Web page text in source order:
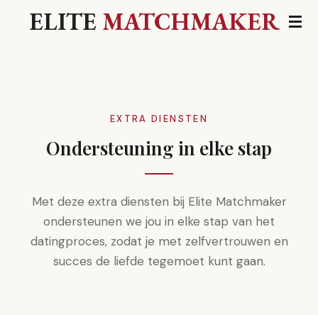
ELITE MATCHMAKER
EXTRA DIENSTEN
Ondersteuning in elke stap
Met deze extra diensten bij Elite Matchmaker
ondersteunen we jou in elke stap van het
datingproces, zodat je met zelfvertrouwen en
succes de liefde tegemoet kunt gaan.